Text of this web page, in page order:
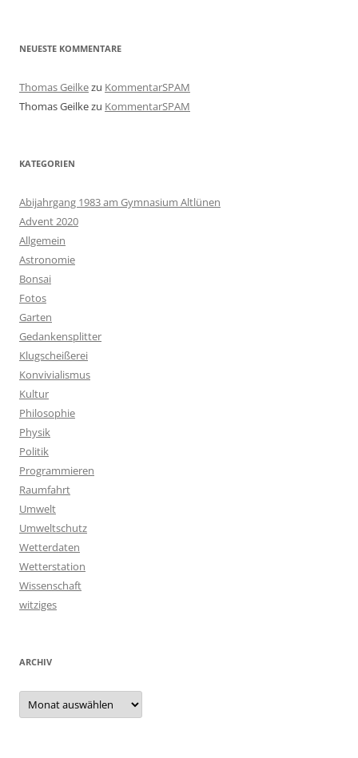
NEUESTE KOMMENTARE
Thomas Geilkezu KommentarSPAM
Thomas Geilkezu KommentarSPAM
KATEGORIEN
Abijahrgang 1983 am Gymnasium Altlünen
Advent 2020
Allgemein
Astronomie
Bonsai
Fotos
Garten
Gedankensplitter
Klugscheißerei
Konvivialismus
Kultur
Philosophie
Physik
Politik
Programmieren
Raumfahrt
Umwelt
Umweltschutz
Wetterdaten
Wetterstation
Wissenschaft
witziges
ARCHIV
Archiv